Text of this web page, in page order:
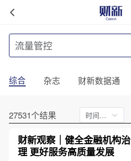
综合 杂志 财新数据通
27531个结果 时间不限
财新观察｜健全金融机构治
理 更好服务高质量发展